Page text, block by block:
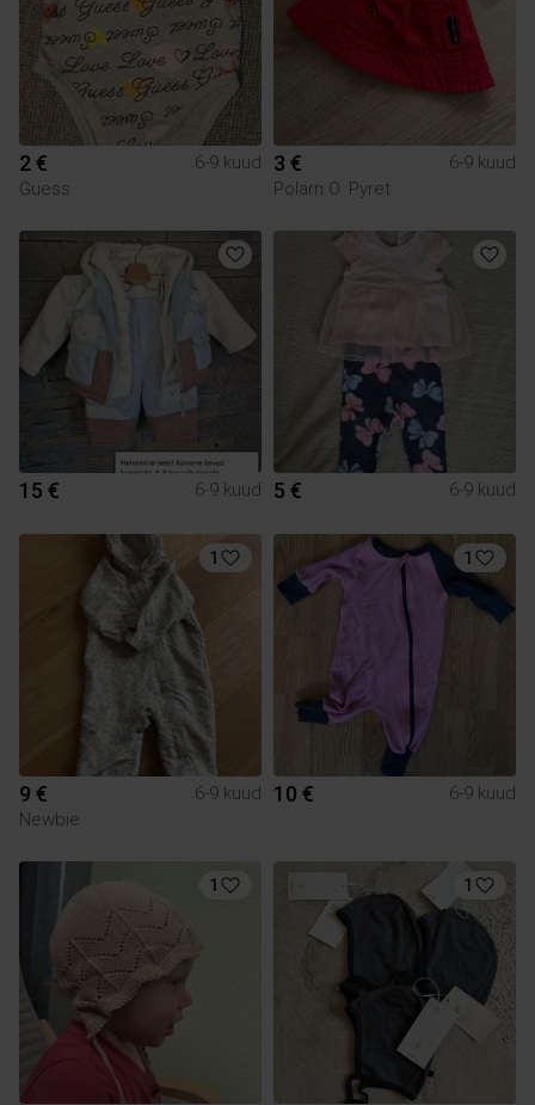
2 €
6-9 kuud
Guess
3 €
6-9 kuud
Polarn O. Pyret
15 € 6-9 kuud 5 € 6-9 kuud
1
9 €
6-9 kuud
Newbie
1
10 € 6-9 kuud
1 1